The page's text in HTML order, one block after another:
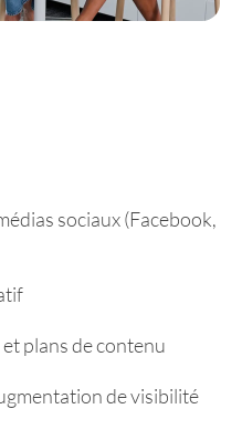
sociaux (Facebook,
plans de contenu
de visibilité